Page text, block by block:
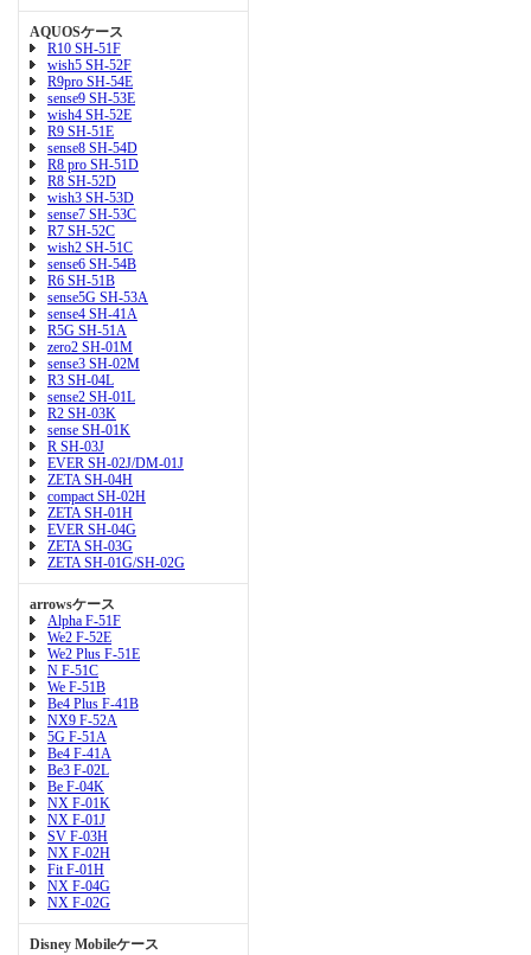
AQUOSケース
R10 SH-51F
wish5 SH-52F
R9pro SH-54E
sense9 SH-53E
wish4 SH-52E
R9 SH-51E
sense8 SH-54D
R8 pro SH-51D
R8 SH-52D
wish3 SH-53D
sense7 SH-53C
R7 SH-52C
wish2 SH-51C
sense6 SH-54B
R6 SH-51B
sense5G SH-53A
sense4 SH-41A
R5G SH-51A
zero2 SH-01M
sense3 SH-02M
R3 SH-04L
sense2 SH-01L
R2 SH-03K
sense SH-01K
R SH-03J
EVER SH-02J/DM-01J
ZETA SH-04H
compact SH-02H
ZETA SH-01H
EVER SH-04G
ZETA SH-03G
ZETA SH-01G/SH-02G
arrowsケース
Alpha F-51F
We2 F-52E
We2 Plus F-51E
N F-51C
We F-51B
Be4 Plus F-41B
NX9 F-52A
5G F-51A
Be4 F-41A
Be3 F-02L
Be F-04K
NX F-01K
NX F-01J
SV F-03H
NX F-02H
Fit F-01H
NX F-04G
NX F-02G
Disney Mobileケース